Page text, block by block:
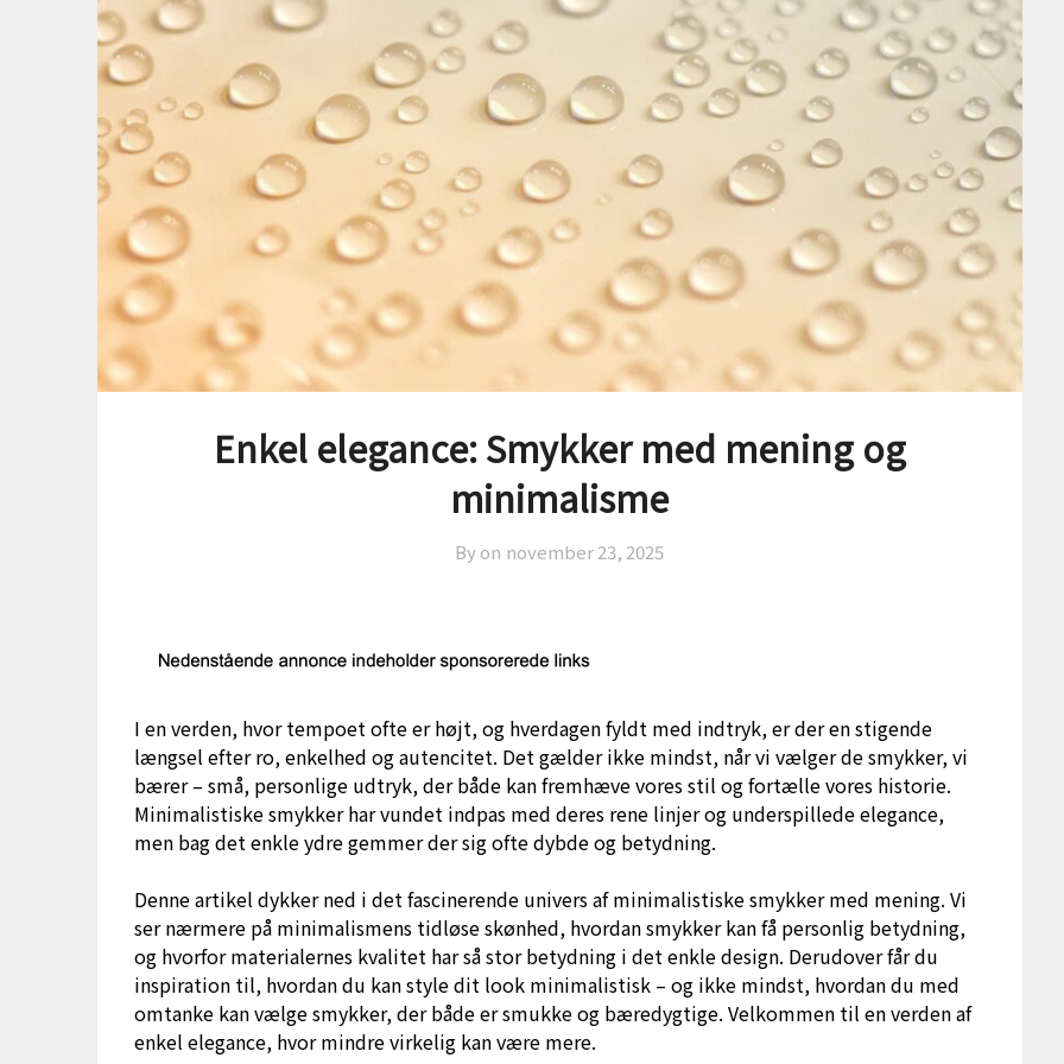
Enkel elegance: Smykker med mening og
minimalisme
By on november 23, 2025
I en verden, hvor tempoet ofte er højt, og hverdagen fyldt med indtryk, er der en stigende
længsel efter ro, enkelhed og autencitet. Det gælder ikke mindst, når vi vælger de smykker, vi
bærer – små, personlige udtryk, der både kan fremhæve vores stil og fortælle vores historie.
Minimalistiske smykker har vundet indpas med deres rene linjer og underspillede elegance,
men bag det enkle ydre gemmer der sig ofte dybde og betydning.
Denne artikel dykker ned i det fascinerende univers af minimalistiske smykker med mening. Vi
ser nærmere på minimalismens tidløse skønhed, hvordan smykker kan få personlig betydning,
og hvorfor materialernes kvalitet har så stor betydning i det enkle design. Derudover får du
inspiration til, hvordan du kan style dit look minimalistisk – og ikke mindst, hvordan du med
omtanke kan vælge smykker, der både er smukke og bæredygtige. Velkommen til en verden af
enkel elegance, hvor mindre virkelig kan være mere.